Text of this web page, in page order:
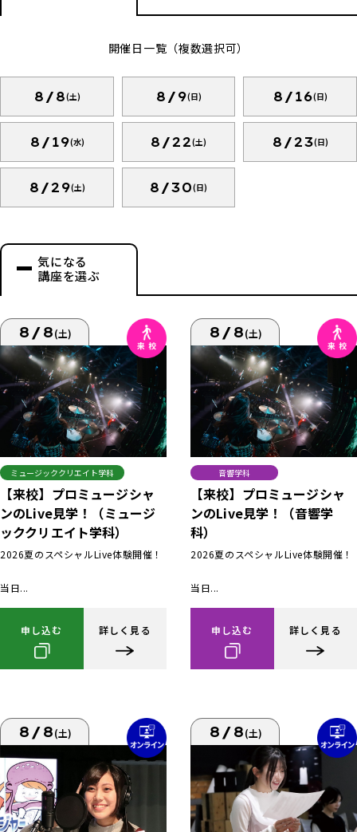
開催日一覧（複数選択可）
8/8(土) 8/9(日) 8/16(日)
8/19(水) 8/22(土) 8/23(日)
8/29(土) 8/30(日)
気になる
講座を選ぶ
8/8(土)
ミュージッククリエイト学科
【来校】プロミュージシャ
ンのLive見学！（ミュージ
ッククリエイト学科）
2026夏のスペシャルLive体験開催！
当日...
申し込む 詳しく見る
8/8(土)
音響学科
【来校】プロミュージシャ
ンのLive見学！（音響学
科）
2026夏のスペシャルLive体験開催！
当日...
申し込む 詳しく見る
8/8(土) 8/8(土)